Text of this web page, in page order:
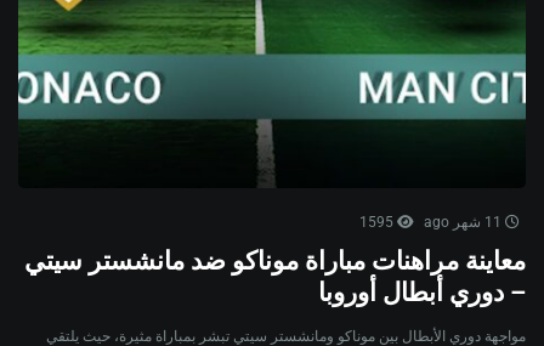
معاينة مراهنات مباراة موناكو ضد مانشستر سيتي
– دوري أبطال أوروبا
مواجهة دوري الأبطال بين موناكو ومانشستر سيتي تبشر بمباراة مثيرة، حيث يلتقي